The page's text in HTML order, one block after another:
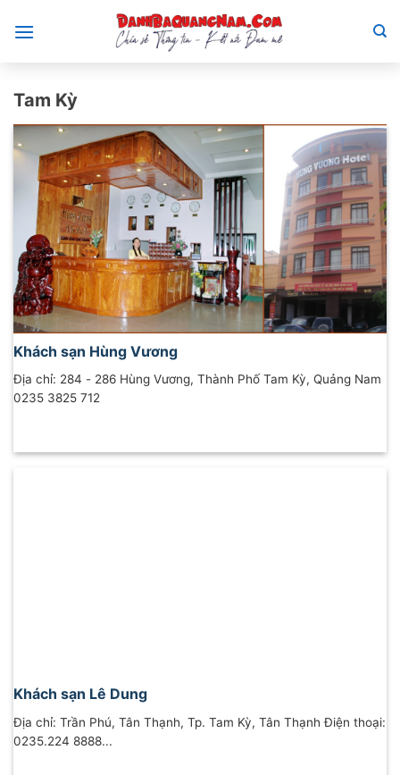
qua
Tam Kỳ
Khách sạn Hùng Vương
Địa chỉ: 284 - 286 Hùng Vương, Thành Phố Tam Kỳ, Quảng Nam
0235 3825 712
Khách sạn Lê Dung
Địa chỉ: Trần Phú, Tân Thạnh, Tp. Tam Kỳ, Tân Thạnh Điện thoại:
0235.224 8888...